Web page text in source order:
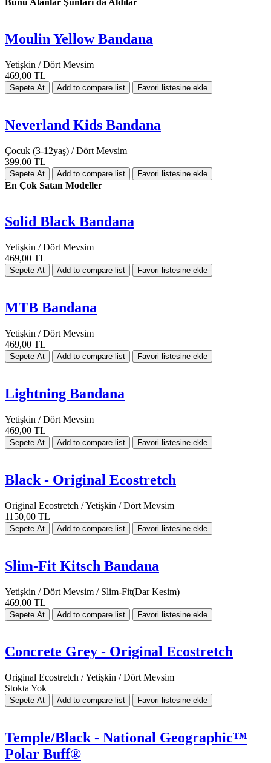
Moulin Yellow Bandana
Yetişkin / Dört Mevsim
469,00 TL
Neverland Kids Bandana
Çocuk (3-12yaş) / Dört Mevsim
399,00 TL
En Çok Satan Modeller
Solid Black Bandana
Yetişkin / Dört Mevsim
469,00 TL
MTB Bandana
Yetişkin / Dört Mevsim
469,00 TL
Lightning Bandana
Yetişkin / Dört Mevsim
469,00 TL
Black - Original Ecostretch
Original Ecostretch / Yetişkin / Dört Mevsim
1150,00 TL
Slim-Fit Kitsch Bandana
Yetişkin / Dört Mevsim / Slim-Fit(Dar Kesim)
469,00 TL
Concrete Grey - Original Ecostretch
Original Ecostretch / Yetişkin / Dört Mevsim
Stokta Yok
Temple/Black - National Geographic™
Polar Buff®